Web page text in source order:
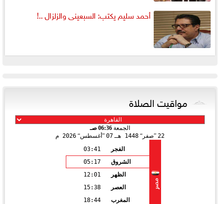
أحمد سليم يكتب: السبعينى والزلزال ..!
مواقيت الصلاة
الجمعة 06:36 صـ
22 صفر 1448 هـ 07 أغسطس 2026 م
مصر
الفجر
03:41
الشروق
05:17
الظهر
12:01
العصر
15:38
المغرب
18:44